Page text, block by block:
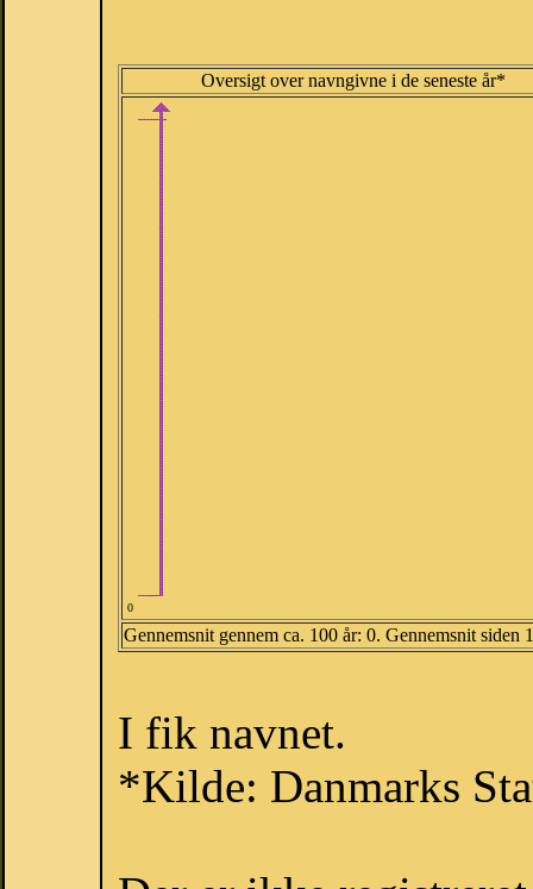
Oversigt over navngivne i de seneste år*
0
Gennemsnit gennem ca. 100 år: 0. Gennemsnit siden
I fik navnet.
*Kilde: Danmarks